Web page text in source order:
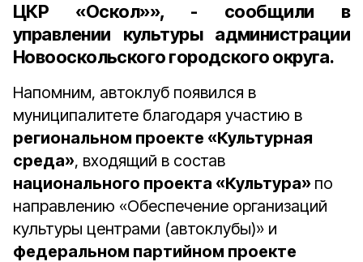
ЦКР «Оскол»», - сообщили в
управлении культуры администрации
Новооскольского городского округа.
Напомним, автоклуб появился в
муниципалитете благодаря участию в
региональном проекте «Культурная
среда», входящий в состав
национального проекта «Культура» по
направлению «Обеспечение организаций
культуры центрами (автоклубы)» и
федеральном партийном проекте